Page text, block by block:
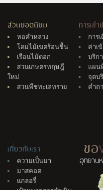
สวนยอดนิยม
หอคำหลวง
โดมไม้เขตร้อนชื้น
เรือนไม้ดอก
สวนเกษตรทฤษฎี
ใหม่
สวนพืชทะเลทราย
การเข้า
การ
ค่าเ
บริก
แผน
จุดบ
คำถ
เกี่ยวกับเรา
ความเป็นมา
มาสคอต
แกลอรี่
ขอ
อุทยาน